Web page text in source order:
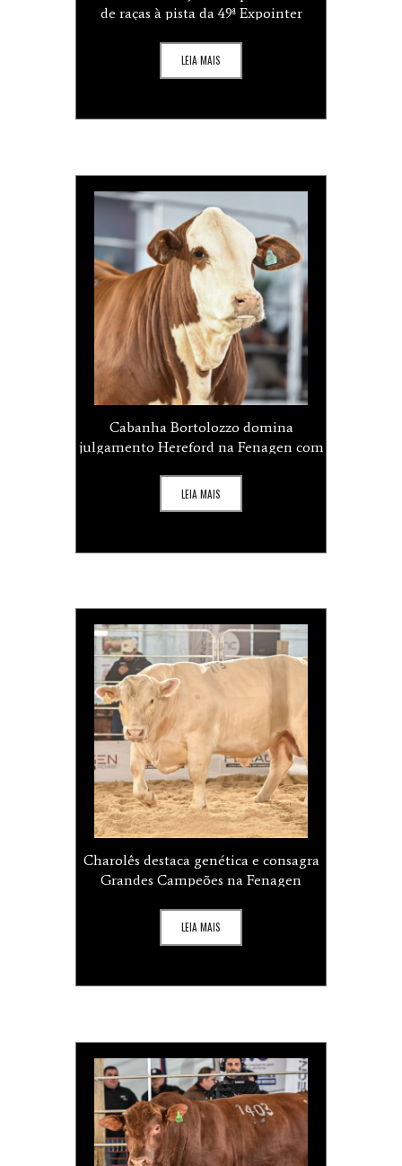
de raças à pista da 49ª Expointer
LEIA MAIS
Cabanha Bortolozzo domina
julgamento Hereford na Fenagen com
LEIA MAIS
Charolês destaca genética e consagra
Grandes Campeões na Fenagen
LEIA MAIS